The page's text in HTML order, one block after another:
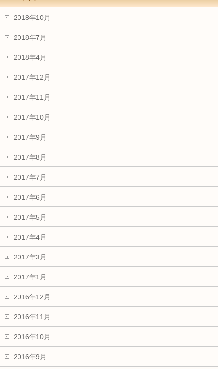
2018年10月
2018年7月
2018年4月
2017年12月
2017年11月
2017年10月
2017年9月
2017年8月
2017年7月
2017年6月
2017年5月
2017年4月
2017年3月
2017年1月
2016年12月
2016年11月
2016年10月
2016年9月